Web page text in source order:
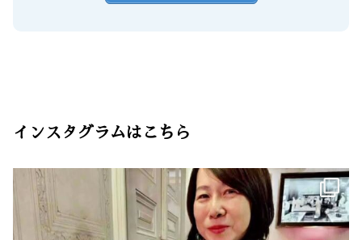
インスタグラムはこちら